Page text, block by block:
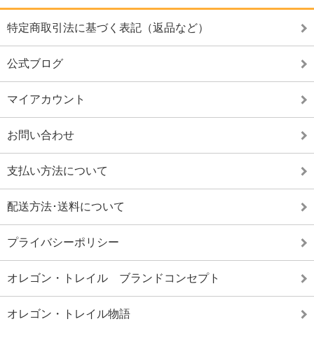
特定商取引法に基づく表記（返品など）
公式ブログ
マイアカウント
お問い合わせ
支払い方法について
配送方法･送料について
プライバシーポリシー
オレゴン・トレイル ブランドコンセプト
オレゴン・トレイル物語